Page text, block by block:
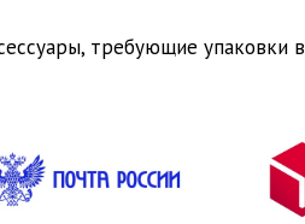
требующие упаковки